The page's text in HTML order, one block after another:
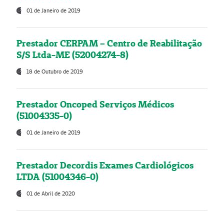
01 de Janeiro de 2019
Prestador CERPAM – Centro de Reabilitação
S/S Ltda-ME (52004274-8)
18 de Outubro de 2019
Prestador Oncoped Serviços Médicos
(51004335-0)
01 de Janeiro de 2019
Prestador Decordis Exames Cardiológicos
LTDA (51004346-0)
01 de Abril de 2020